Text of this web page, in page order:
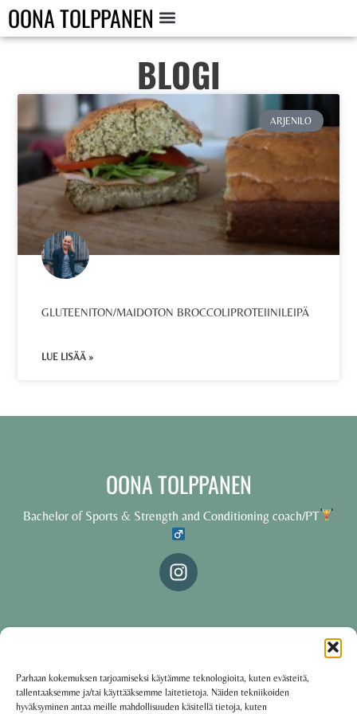
Parhaan kokemuksen tarjoamiseksi käytämme teknologioita, kuten evästeitä,
tallentaaksemme ja/tai käyttääksemme laitetietoja. Näiden tekniikoiden
hyväksyminen antaa meille mahdollisuuden käsitellä tietoja, kuten
OONA TOLPPANEN
BLOGI
ARJENILO
GLUTEENITON/MAIDOTON BROCCOLIPROTEIINILEIPÄ
LUE LISÄÄ »
OONA TOLPPANEN
Bachelor of Sports & Strength and Conditioning coach/PT
Käyttöehdot·Tietosuojakäytäntö